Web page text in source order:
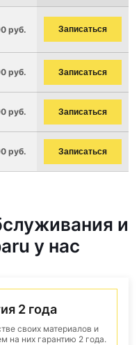
руб. Записаться
руб. Записаться
руб. Записаться
руб. Записаться
и
у нас
2 года
своих материалов и
на них гарантию 2 года.